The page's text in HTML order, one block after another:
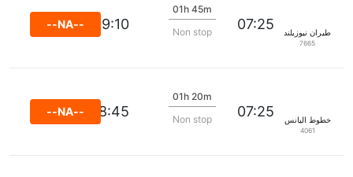
طيران نيوزيلندا
7665
07:25
01h 45m
Non stop
09:10
خطوط اليانس الجوية
4061
07:25
01h 20m
Non stop
08:45